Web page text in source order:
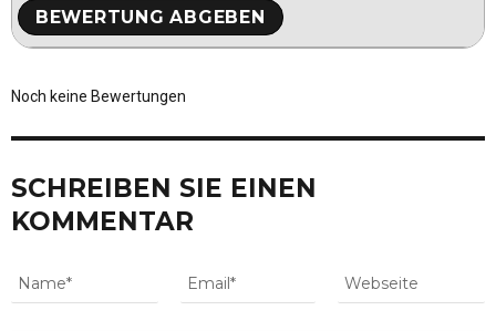
Noch keine Bewertungen
SCHREIBEN SIE EINEN
KOMMENTAR